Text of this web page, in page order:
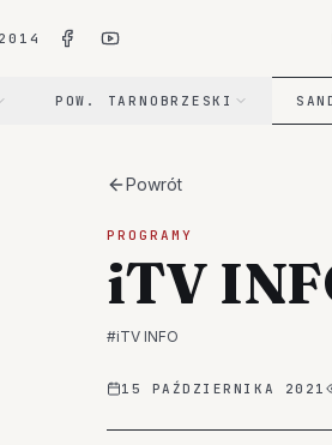
POW. TARNOBRZESKI
Powrót
PROGRAMY
iTV
#iTV INFO
15 PAŹDZIERNIKA 2021